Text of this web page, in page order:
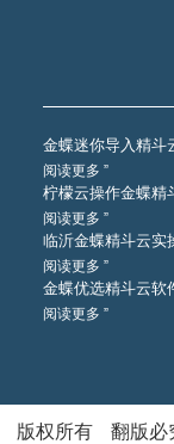
金蝶迷你导入精斗
阅读更多 ”
柠檬云操作金蝶精
阅读更多 ”
临沂金蝶精斗云实
阅读更多 ”
金蝶优选精斗云软
阅读更多 ”
版权所有 翻版